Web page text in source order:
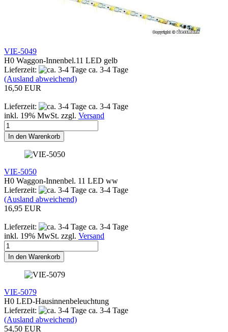
VIE-5049
H0 Waggon-Innenbel.11 LED gelb
Lieferzeit:
ca. 3-4 Tage
(Ausland abweichend)
16,50 EUR
Lieferzeit:
ca. 3-4 Tage
inkl. 19% MwSt. zzgl. Versand
In den Warenkorb
VIE-5050
H0 Waggon-Innenbel. 11 LED ww
Lieferzeit:
ca. 3-4 Tage
(Ausland abweichend)
16,95 EUR
Lieferzeit:
ca. 3-4 Tage
inkl. 19% MwSt. zzgl. Versand
In den Warenkorb
VIE-5079
H0 LED-Hausinnenbeleuchtung
Lieferzeit:
ca. 3-4 Tage
(Ausland abweichend)
54,50 EUR